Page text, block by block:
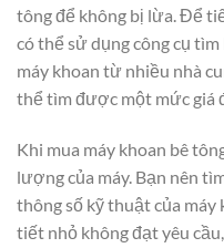
tông để không bị lừa. Để
có thể sử dụng công cụ
máy khoan từ nhiều nhà
thể tìm được một mức giá
Khi mua máy khoan bê
lượng của máy. Bạn nên
thông số kỹ thuật của máy
tiết nhỏ không đạt yêu